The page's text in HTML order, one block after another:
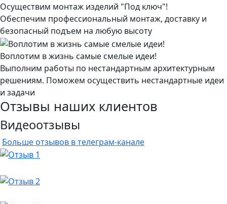
Осуществим монтаж изделий "Под ключ"!
Обеспечим профессиональный монтаж, доставку и
безопасный подъем на любую высоту
Воплотим в жизнь самые смелые идеи!
Выполним работы по нестандартным архитектурным
решениям. Поможем осуществить нестандартные идеи
и задачи
Отзывы наших клиентов
Видеоотзывы
Больше отзывов в телеграм-канале